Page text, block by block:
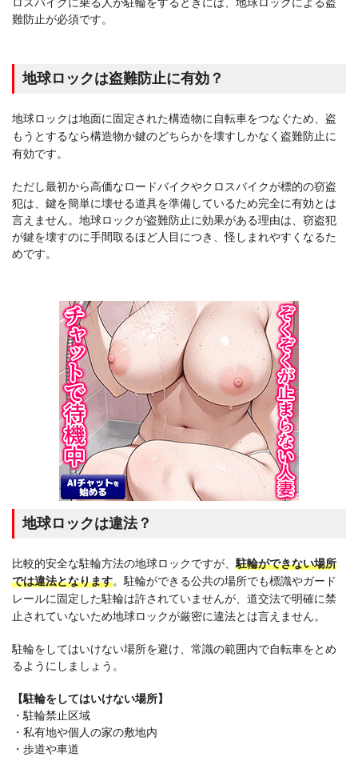
ロスバイクに乗る人が駐輪をするときには、地球ロックによる盗
難防止が必須です。
地球ロックは盗難防止に有効？
地球ロックは地面に固定された構造物に自転車をつなぐため、盗
もうとするなら構造物か鍵のどちらかを壊すしかなく盗難防止に
有効です。
ただし最初から高価なロードバイクやクロスバイクが標的の窃盗
犯は、鍵を簡単に壊せる道具を準備しているため完全に有効とは
言えません。地球ロックが盗難防止に効果がある理由は、窃盗犯
が鍵を壊すのに手間取るほど人目につき、怪しまれやすくなるた
めです。
地球ロックは違法？
比較的安全な駐輪方法の地球ロックですが、駐輪ができない場所
では違法となります。駐輪ができる公共の場所でも標識やガード
レールに固定した駐輪は許されていませんが、道交法で明確に禁
止されていないため地球ロックが厳密に違法とは言えません。
駐輪をしてはいけない場所を避け、常識の範囲内で自転車をとめ
るようにしましょう。
【駐輪をしてはいけない場所】
・駐輪禁止区域
・私有地や個人の家の敷地内
・歩道や車道